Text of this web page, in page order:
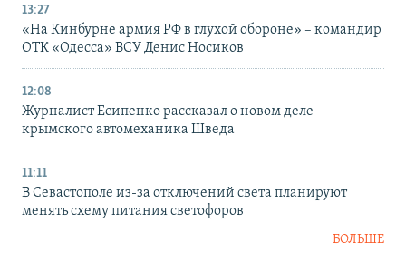
13:27
«На Кинбурне армия РФ в глухой обороне» – командир
ОТК «Одесса» ВСУ Денис Носиков
12:08
Журналист Есипенко рассказал о новом деле
крымского автомеханика Шведа
11:11
В Севастополе из-за отключений света планируют
менять схему питания светофоров
БОЛЬШЕ